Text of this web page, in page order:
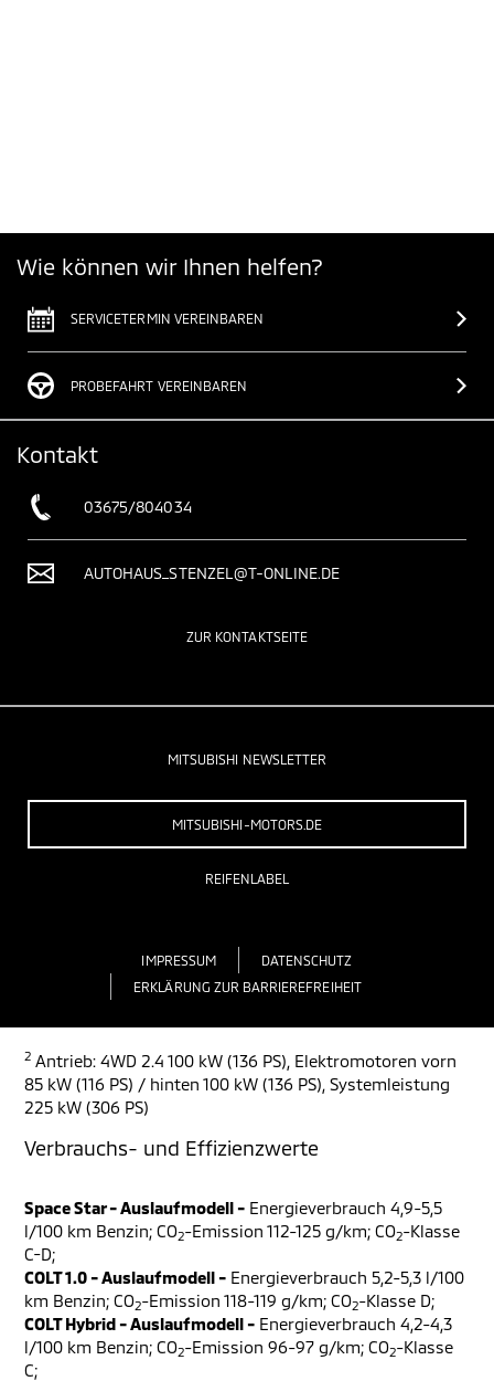
Wie können wir Ihnen helfen?
SERVICETERMIN VEREINBAREN
PROBEFAHRT VEREINBAREN
Kontakt
03675/804034
AUTOHAUS_STENZEL@T-ONLINE.DE
ZUR KONTAKTSEITE
MITSUBISHI NEWSLETTER
MITSUBISHI-MOTORS.DE
REIFENLABEL
IMPRESSUM
DATENSCHUTZ
ERKLÄRUNG ZUR BARRIEREFREIHEIT
2 Antrieb: 4WD 2.4 100 kW (136 PS), Elektromotoren vorn
85 kW (116 PS) / hinten 100 kW (136 PS), Systemleistung
225 kW (306 PS)
Verbrauchs- und Effizienzwerte
Space Star - Auslaufmodell - Energieverbrauch 4,9-5,5
l/100 km Benzin; CO2-Emission 112-125 g/km; CO2-Klasse
C-D;
COLT 1.0 - Auslaufmodell - Energieverbrauch 5,2-5,3 l/100
km Benzin; CO2-Emission 118-119 g/km; CO2-Klasse D;
COLT Hybrid - Auslaufmodell - Energieverbrauch 4,2-4,3
l/100 km Benzin; CO2-Emission 96-97 g/km; CO2-Klasse
C;